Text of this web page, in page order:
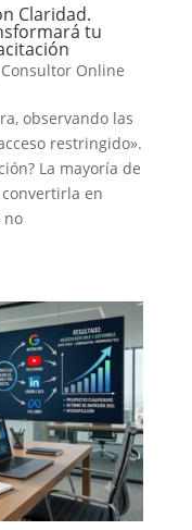
Claridad.
tu
Consultor Online
observando las
restringido».
La mayoría de
en
no